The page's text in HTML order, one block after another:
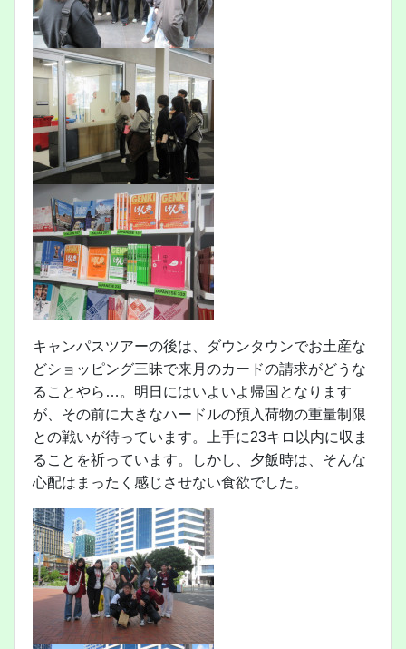
キャンパスツアーの後は、ダウンタウンでお土産な
どショッピング三昧で来月のカードの請求がどうな
ることやら…。明日にはいよいよ帰国となります
が、その前に大きなハードルの預入荷物の重量制限
との戦いが待っています。上手に23キロ以内に収ま
ることを祈っています。しかし、夕飯時は、そんな
心配はまったく感じさせない食欲でした。